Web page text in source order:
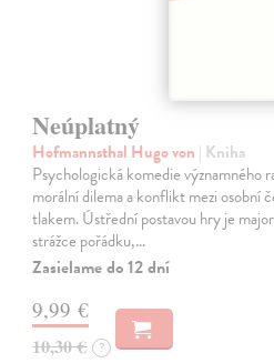
Neúplatný
Hofmannsthal Hugo von | Kniha
Psychologická komedie významného
morální dilema a konflikt mezi osobní
tlakem. Ústřední postavou hry je
strážce pořádku,…
Zasielame do 12 dní
9,99 €
10,30 € ?